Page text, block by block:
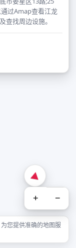
过Amap查看江龙
查找周边设施。
+ −
您提供准确的地图服